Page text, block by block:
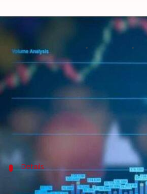
Stock Market:
వ్రాసిన వారు Jayachandra Akuri May 12, 2025
ఈ వార్తాకథనం ఏంటి
దేశీయస్టాక్ మార్కెట్ఇవాళ లాభాల్లో
అంతర్జాతీయంగా వచ్చిన
దీంతో ఇన్వెస్టర్లు కొనుగోళ్లకే
Details
లాభాల్లో శ్రీరామ్ ఫైనాల్స్,